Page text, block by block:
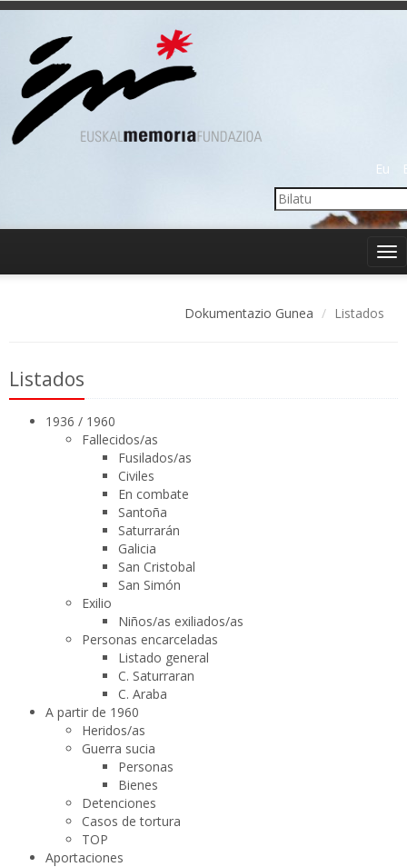
Eu
Dokumentazio Gunea Listados
Listados
1936 / 1960
Fallecidos/as
Fusilados/as
Civiles
En combate
Santoña
Saturrarán
Galicia
San Cristobal
San Simón
Exilio
Niños/as exiliados/as
Personas encarceladas
Listado general
C. Saturraran
C. Araba
A partir de 1960
Heridos/as
Guerra sucia
Personas
Bienes
Detenciones
Casos de tortura
TOP
Aportaciones